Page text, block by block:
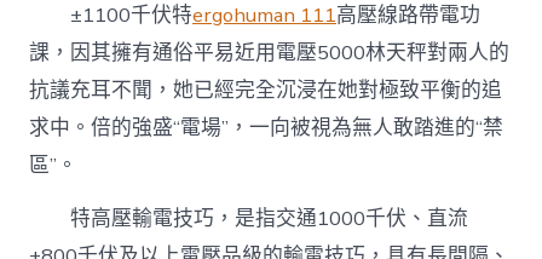
±1100千伏特ergohuman 111高壓線路帶電功
課，因其擁有通俗平易近用電壓5000林天秤對兩人的
抗議充耳不聞，她已經完全沉浸在她對極致平衡的追
求中。倍的強盛“電場”，一向被視為無人敢踏進的“禁
區”。
特高壓輸電技巧，是指交通1000千伏、直流